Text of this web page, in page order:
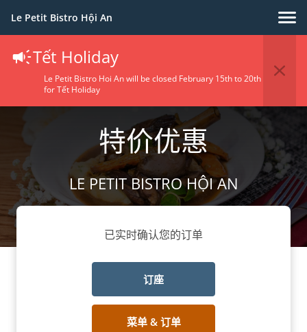
Le Petit Bistro Hội An
Tết Holiday
Le Petit Bistro Hoi An will be closed February 15th to 20th
for Tết Holiday
特价优惠
LE PETIT BISTRO HỘI AN
已实时确认您的订单
订座
菜单 & 订单